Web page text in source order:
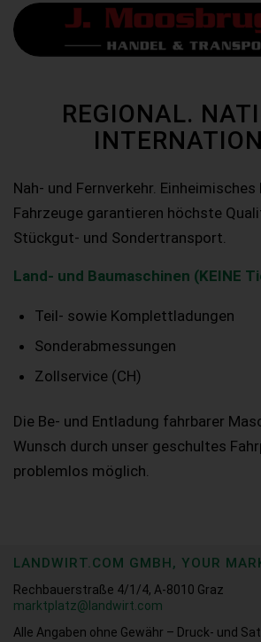
REGIONAL.
Nah- und Fernverkehr. Einheimisches
Fahrzeuge garantieren höchste
Stückgut- und Sondertransport.
Land- und Baumaschinen (KEINE
Teil- sowie Komplettladungen
Sonderabmessungen
Zollservice (CH)
Die Be- und Entladung fahrbarer
Wunsch durch unser geschultes
problemlos möglich.
LANDWIRT.COM GMBH, YOUR
Rechbauerstraße 4/1/4, A-8010 Graz
marktplatz@landwirt.com
Alle Angaben ohne Gewähr – Druck- und